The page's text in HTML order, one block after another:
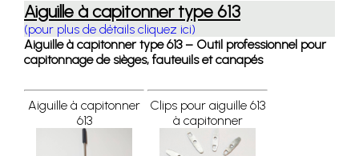
Aiguille à capitonner type 613
(pour plus de détails cliquez ici)
Aiguille à capitonner type 613 – Outil professionnel pour
capitonnage de sièges, fauteuils et canapés
Aiguille à capitonner
613
Clips pour aiguille 613
à capitonner